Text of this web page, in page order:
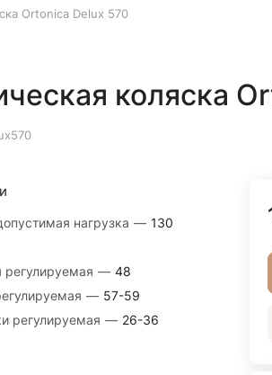
Ortonica Delux 570
коляска
нагрузка — 130
регулируемая — 48
— 57-59
регулируемая — 26-36